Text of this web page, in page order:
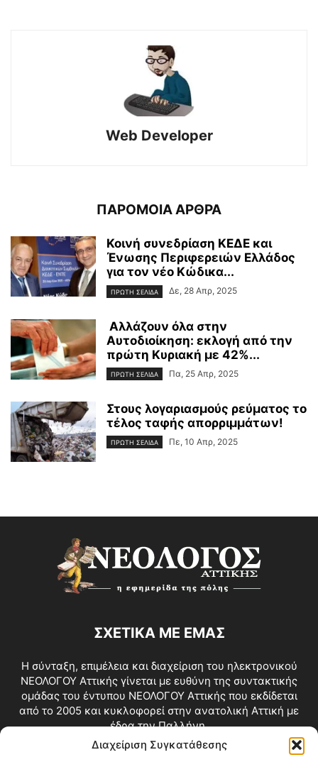
Διαχείριση Συγκατάθεσης
Web Developer
ΠΑΡΟΜΟΙΑ ΑΡΘΡΑ
Κοινή συνεδρίαση ΚΕΔΕ και
Ένωσης Περιφερειών Ελλάδος
για τον νέο Κώδικα...
ΠΡΩΤΗ ΣΕΛΙΔΑ Δε, 28 Απρ, 2025
Αλλάζουν όλα στην
Αυτοδιοίκηση: εκλογή από την
πρώτη Κυριακή με 42%...
ΠΡΩΤΗ ΣΕΛΙΔΑ Πα, 25 Απρ, 2025
Στους λογαριασμούς ρεύματος το
τέλος ταφής απορριμμάτων!
ΠΡΩΤΗ ΣΕΛΙΔΑ Πε, 10 Απρ, 2025
ΣΧΕΤΙΚΑ ΜΕ ΕΜΑΣ
Η σύνταξη, επιμέλεια και διαχείριση του ηλεκτρονικού
ΝΕΟΛΟΓΟΥ Αττικής γίνεται με ευθύνη της συντακτικής
ομάδας του έντυπου ΝΕΟΛΟΓΟΥ Αττικής που εκδίδεται
από το 2005 και κυκλοφορεί στην ανατολική Αττική με
έδρα την Παλλήνη.
Επικοινωνία:info@neologosattikis.gr